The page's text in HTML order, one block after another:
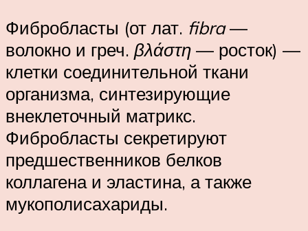
Фибробласты (от лат. fibra—
волокно и греч. βλάστη — росток) —
клетки соединительной ткани
организма, синтезирующие
внеклеточный матрикс.
Фибробласты секретируют
предшественников белков
коллагена и эластина, а также
мукополисахариды.